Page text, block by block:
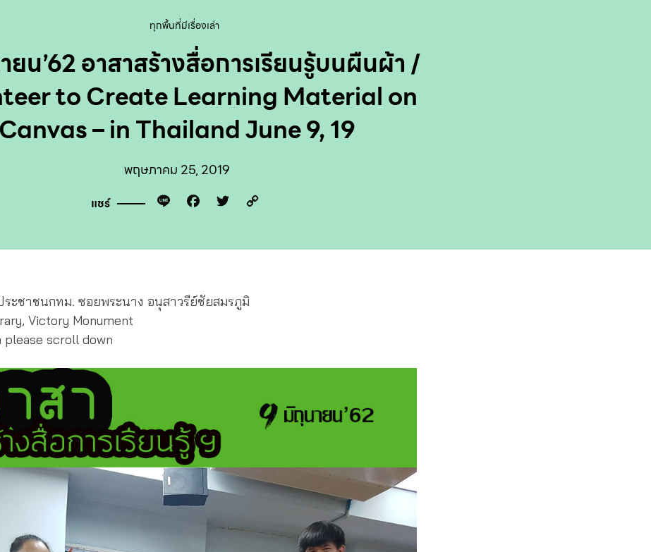
ทุกพื้นที่มีเรื่องเล่า
ยน’62 อาสาสร้างสื่อการเรียนรู้บนผืนผ้า /
to Create Learning Material on
Canvas – in Thailand June 9, 19
พฤษภาคม 25, 2019
แชร์ Line Facebook
Twitter
ะชาชนกทม. ซอยพระนาง อนุสาวรีย์ชัยสมรภูมิ
Victory Monument
please scroll down